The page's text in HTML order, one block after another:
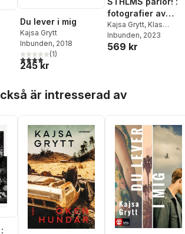
antal röster:
Du lever i mig
Kajsa Grytt
Inbunden, 2018
4,0utav 5 stjärnor. Totalt antal röster:
(1)
245 kr
fotografier av
Hatte Stiwenius
1978-87
Kajsa Grytt, Klas
Östergren ,Stry
Inbunden, 2023
569 kr
är intresserad av